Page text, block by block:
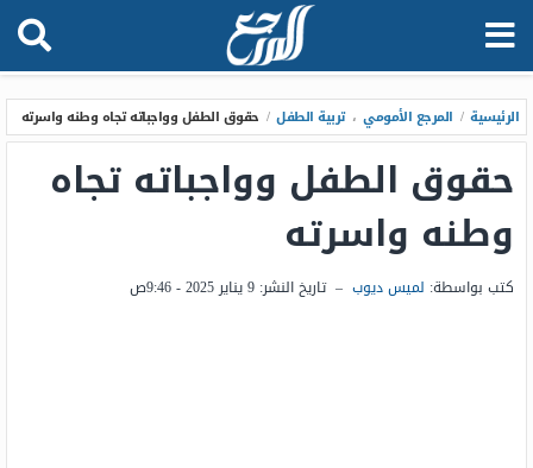
الرئيسية / المرجع الأمومي ، تربية الطفل / حقوق الطفل وواجباته تجاه وطنه واسرته
حقوق الطفل وواجباته تجاه
وطنه واسرته
كتب بواسطة: لميس ديوب – تاريخ النشر: 9 يناير 2025 - 9:46ص